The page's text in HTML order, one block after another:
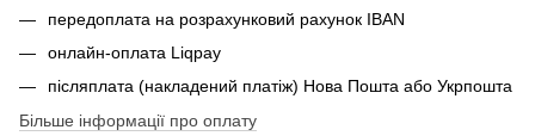
передоплата на розрахунковий рахунок IBAN
онлайн-оплата Liqpay
післяплата (накладений платіж) Нова Пошта або Укрпошта
Більше інформації про оплату